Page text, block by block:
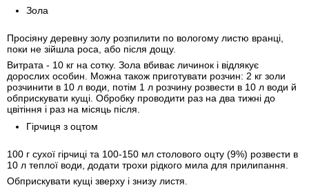
Зола
Просіяну деревну золу розпилити по вологому листю вранці,
поки не зійшла роса, або після дощу.
Витрата - 10 кг на сотку. Зола вбиває личинок і відлякує
дорослих особин. Можна також приготувати розчин: 2 кг золи
розчинити в 10 л води, потім 1 л розчину розвести в 10 л води й
обприскувати кущі. Обробку проводити раз на два тижні до
цвітіння і раз на місяць після.
Гірчиця з оцтом
100 г сухої гірчиці та 100-150 мл столового оцту (9%) розвести в
10 л теплої води, додати трохи рідкого мила для прилипання.
Обприскувати кущі зверху і знизу листя.